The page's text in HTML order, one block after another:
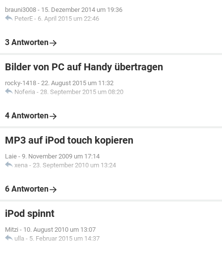
brauni3008 - 15. Dezember 2014 um 19:36
PeterE - 6. April 2015 um 22:46
3 Antworten
Bilder von PC auf Handy übertragen
rocky-1418 - 22. August 2015 um 11:32
Noferia - 28. September 2015 um 08:20
4 Antworten
MP3 auf iPod touch kopieren
Laie - 9. November 2009 um 17:14
xena - 23. September 2010 um 13:24
6 Antworten
iPod spinnt
Mitzi - 10. August 2010 um 13:07
ulla - 5. Februar 2015 um 14:37